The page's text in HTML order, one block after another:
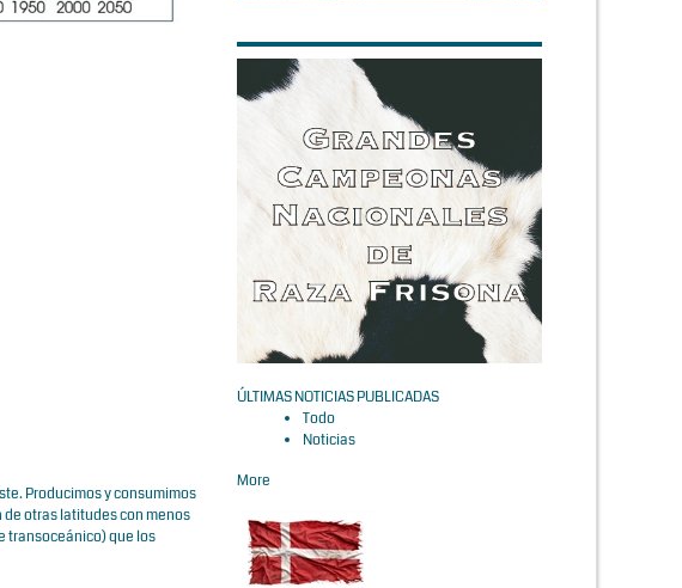
Producimos y consumimos
de otras latitudes con menos
transoceánico) que los
ÚLTIMAS NOTICIAS PUBLICADAS
Todo
Noticias
More